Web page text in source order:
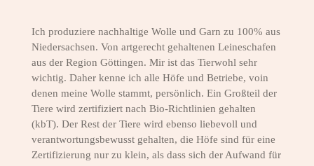
Ich produziere nachhaltige Wolle und Garn zu 100% aus
Niedersachsen. Von artgerecht gehaltenen Leineschafen
aus der Region Göttingen. Mir ist das Tierwohl sehr
wichtig. Daher kenne ich alle Höfe und Betriebe, voin
denen meine Wolle stammt, persönlich. Ein Großteil der
Tiere wird zertifiziert nach Bio-Richtlinien gehalten
(kbT). Der Rest der Tiere wird ebenso liebevoll und
verantwortungsbewusst gehalten, die Höfe sind für eine
Zertifizierung nur zu klein, als dass sich der Aufwand für